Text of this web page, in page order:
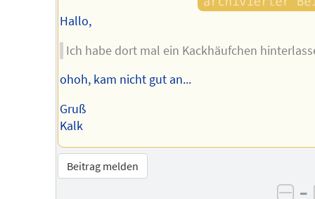
Hallo,
Ich habe dort mal ein Kackhäufchen
ohoh, kam nicht gut an...
Gruß
Kalk
Beitrag melden
–